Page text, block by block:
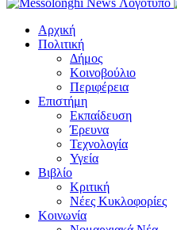
Αρχική
Πολιτική
Δήμος
Κοινοβούλιο
Περιφέρεια
Επιστήμη
Εκπαίδευση
Έρευνα
Τεχνολογία
Υγεία
Βιβλίο
Κριτική
Νέες Κυκλοφορίες
Κοινωνία